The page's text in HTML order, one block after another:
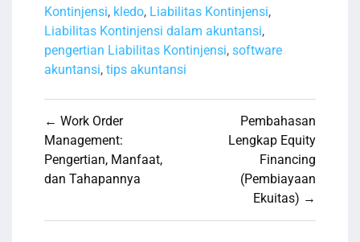
Kontinjensi, kledo, Liabilitas Kontinjensi,
Liabilitas Kontinjensi dalam akuntansi,
pengertian Liabilitas Kontinjensi, software
akuntansi, tips akuntansi
Navigasi
pos
← Work Order
Management:
Pengertian, Manfaat,
dan Tahapannya
Pembahasan
Lengkap Equity
Financing
(Pembiayaan
Ekuitas) →